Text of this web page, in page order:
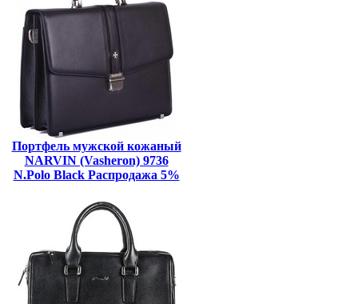
Портфель мужской кожаный
NARVIN (Vasheron) 9736
N.Polo Black Распродажа 5%